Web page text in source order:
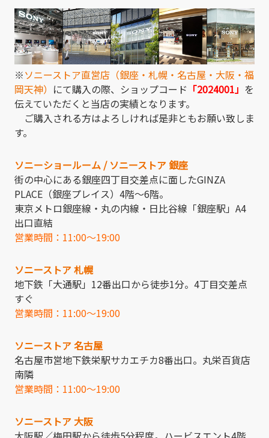
※ソニーストア直営店（銀座・札幌・名古屋・大阪・福
岡天神） にて購入の際、ショップコード 「2024001」 を
伝えていただくと当店の実績となります。
ご購入される方はよろしければ是非ともお願い致しま
す。
ソニーショールーム / ソニーストア 銀座
街の中心にある銀座四丁目交差点に面したGINZA
PLACE（銀座プレイス）4階～6階。
東京メトロ銀座線・丸の内線・日比谷線「銀座駅」A4
出口直結
営業時間：11:00～19:00
ソニーストア 札幌
地下鉄「大通駅」12番出口から徒歩1分。4丁目交差点
すぐ
営業時間：11:00～19:00
ソニーストア 名古屋
名古屋市営地下鉄栄駅サカエチカ8番出口。丸栄百貨店
南隣
営業時間：11:00～19:00
ソニーストア 大阪